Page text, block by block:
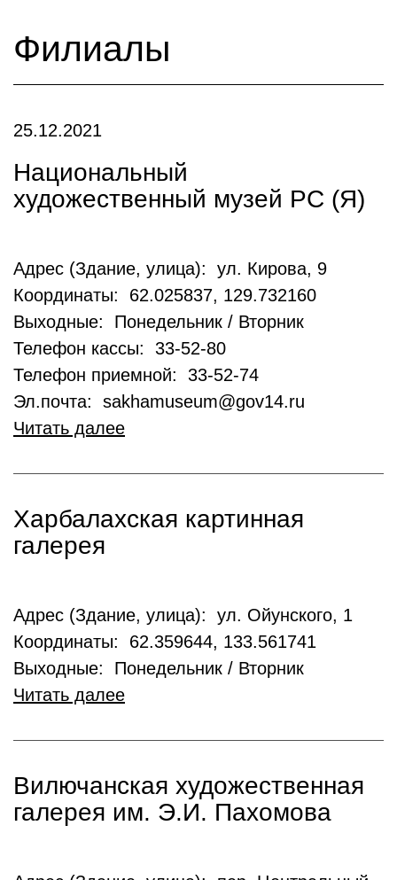
Филиалы
25.12.2021
Национальный
художественный музей РС (Я)
Адрес (Здание, улица): ул. Кирова, 9
Координаты: 62.025837, 129.732160
Выходные: Понедельник / Вторник
Телефон кассы: 33-52-80
Телефон приемной: 33-52-74
Эл.почта: sakhamuseum@gov14.ru
Читать далее
Харбалахская картинная
галерея
Адрес (Здание, улица): ул. Ойунского, 1
Координаты: 62.359644, 133.561741
Выходные: Понедельник / Вторник
Читать далее
Вилючанская художественная
галерея им. Э.И. Пахомова